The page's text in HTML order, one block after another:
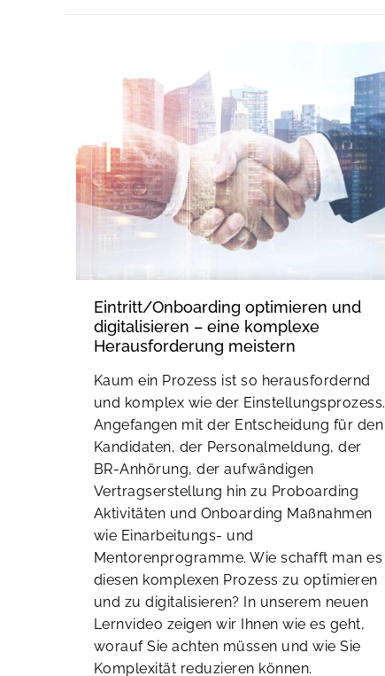
Eintritt/Onboarding optimieren und
digitalisieren – eine komplexe
Herausforderung meistern
Kaum ein Prozess ist so herausfordernd
und komplex wie der Einstellungsprozess.
Angefangen mit der Entscheidung für den
Kandidaten, der Personalmeldung, der
BR-Anhörung, der aufwändigen
Vertragserstellung hin zu Proboarding
Aktivitäten und Onboarding Maßnahmen
wie Einarbeitungs- und
Mentorenprogramme. Wie schafft man es
diesen komplexen Prozess zu optimieren
und zu digitalisieren? In unserem neuen
Lernvideo zeigen wir Ihnen wie es geht,
worauf Sie achten müssen und wie Sie
Komplexität reduzieren können.